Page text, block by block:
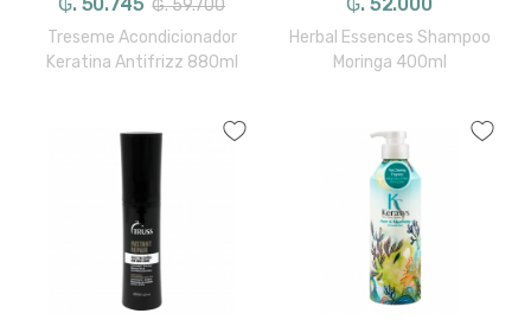
₲. 59.700
Treseme Acondicionador
Keratina Antifrizz 880ml
Herbal Essences Shampoo
Moringa 400ml